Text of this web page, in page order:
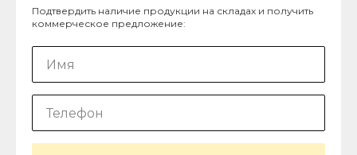
Подтвердить наличие продукции на складах и получить
коммерческое предложение: